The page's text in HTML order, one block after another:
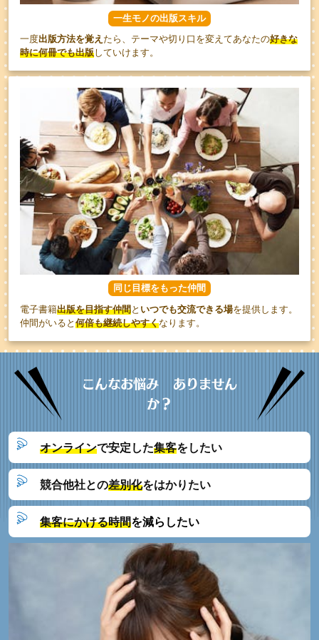
一生モノの出版スキル
一度出版方法を覚え たら、テーマや切り口を変えてあなたの好きな
時に何冊でも出版していけ ます。
同じ目標をもった仲間
電子書籍出版を目指す仲間と いつでも交流できる場を提供します。
仲間がいると 何倍も継続しやすくなり ます。
こんなお悩み ありません
か？
オンラインで安定した集客をしたい
競合他社との差別化をはかりたい
集客にかける時間を減らしたい